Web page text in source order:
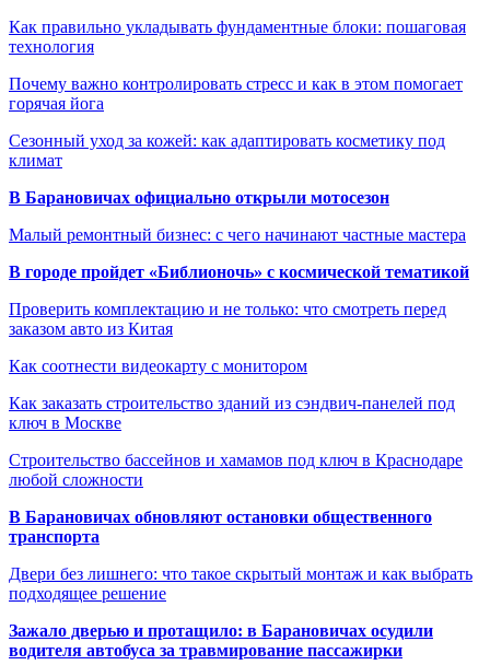
Как правильно укладывать фундаментные блоки: пошаговая
технология
Почему важно контролировать стресс и как в этом помогает
горячая йога
Сезонный уход за кожей: как адаптировать косметику под
климат
В Барановичах официально открыли мотосезон
Малый ремонтный бизнес: с чего начинают частные мастера
В городе пройдет «Библионочь» с космической тематикой
Проверить комплектацию и не только: что смотреть перед
заказом авто из Китая
Как соотнести видеокарту с монитором
Как заказать строительство зданий из сэндвич-панелей под
ключ в Москве
Строительство бассейнов и хамамов под ключ в Краснодаре
любой сложности
В Барановичах обновляют остановки общественного
транспорта
Двери без лишнего: что такое скрытый монтаж и как выбрать
подходящее решение
Зажало дверью и протащило: в Барановичах осудили
водителя автобуса за травмирование пассажирки